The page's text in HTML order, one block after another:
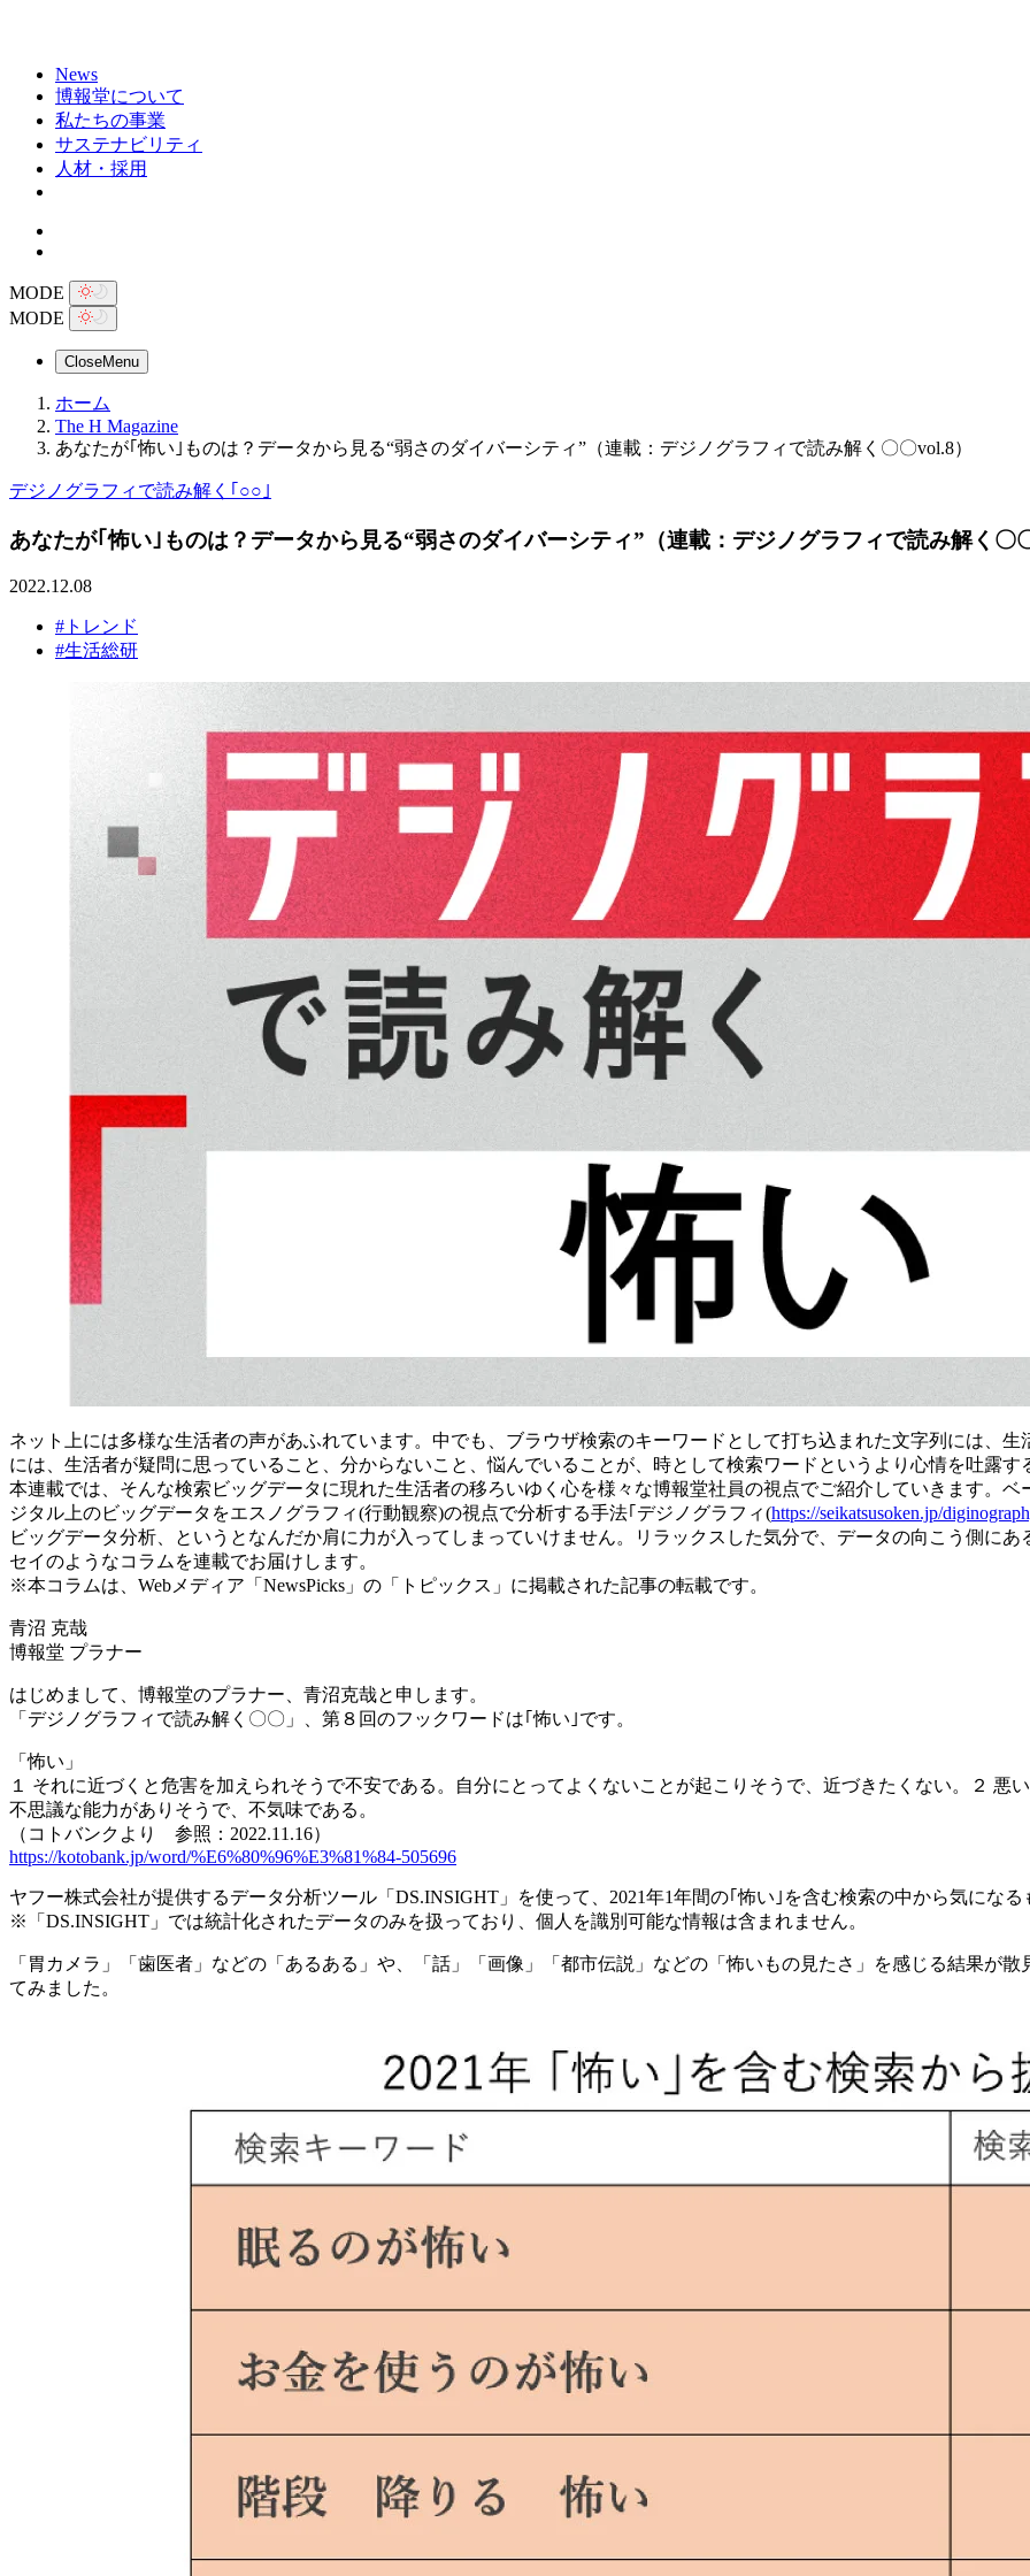
News
博報堂について
私たちの事業
サステナビリティ
人材・採用
MODE
MODE
CloseMenu
ホーム
The H Magazine
あなたが｢怖い｣ものは？データから見る“弱さのダイバーシティ”（連載：デジノグラフィで読み解く〇〇vol.8）
デジノグラフィで読み解く｢○○｣
あなたが｢怖い｣ものは？データから見る“弱さのダイバーシティ”（連載：デジノグラフィで読み解く〇
2022.12.08
#トレンド
#生活総研
ネット上には多様な生活者の声があふれています。中でも、ブラウザ検索のキーワードとして打ち込まれた文字列には、
には、生活者が疑問に思っていること、分からないこと、悩んでいることが、時として検索ワードというより心情を吐露
本連載では、そんな検索ビッグデータに現れた生活者の移ろいゆく心を様々な博報堂社員の視点でご紹介していきます。
ジタル上のビッグデータをエスノグラフィ(行動観察)の視点で分析する手法｢デジノグラフィ(https://seikatsusoken.jp/
ビッグデータ分析、というとなんだか肩に力が入ってしまっていけません。リラックスした気分で、データの向こう側に
セイのようなコラムを連載でお届けします。
※本コラムは、Webメディア「NewsPicks」の「トピックス」に掲載された記事の転載です。
青沼 克哉
博報堂 プラナー
はじめまして、博報堂のプラナー、青沼克哉と申します。
「デジノグラフィで読み解く〇〇」、第８回のフックワードは｢怖い｣です。
「怖い」
１ それに近づくと危害を加えられそうで不安である。自分にとってよくないことが起こりそうで、近づきたくない。２ 悪
不思議な能力がありそうで、不気味である。
（コトバンクより 参照：2022.11.16）
https://kotobank.jp/word/%E6%80%96%E3%81%84-505696
ヤフー株式会社が提供するデータ分析ツール「DS.INSIGHT」を使って、2021年1年間の｢怖い｣を含む検索の中から気にな
※「DS.INSIGHT」では統計化されたデータのみを扱っており、個人を識別可能な情報は含まれません。
「胃カメラ」「歯医者」などの「あるある」や、「話」「画像」「都市伝説」などの「怖いもの見たさ」を感じる結果が
てみました。